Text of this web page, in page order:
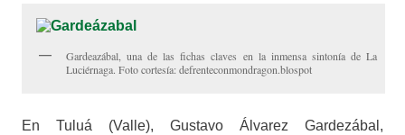
Gardeazábal, una de las fichas claves en la inmensa sintonía de La
Luciérnaga. Foto cortesía: defrenteconmondragon.blospot
En Tuluá (Valle), Gustavo Álvarez Gardezábal,